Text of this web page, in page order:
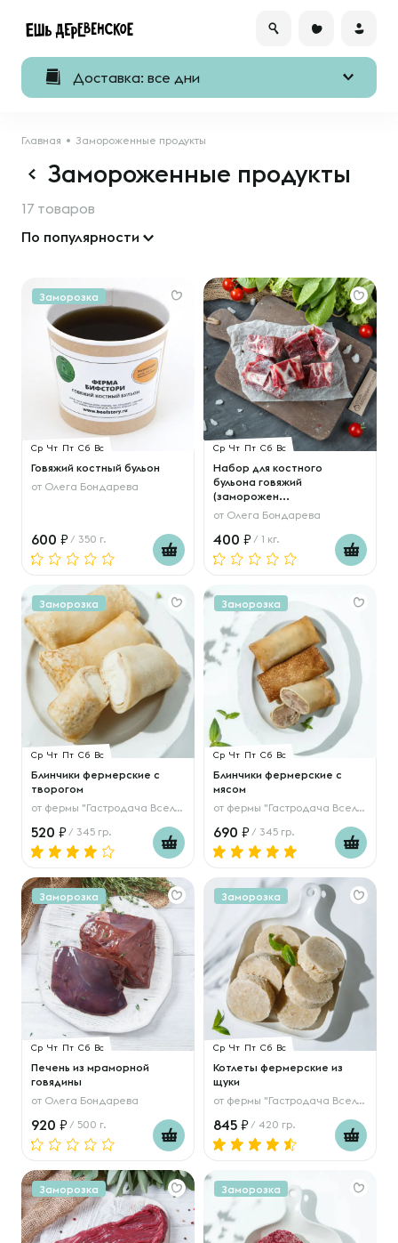
Доставка: все дни
Главная Замороженные продукты
Замороженные продукты
17 товаров
По популярности
Заморозка
Ср Чт Пт Сб Вс
Говяжий костный бульон
от Олега Бондарева
600 / 350 г.
Ср Чт Пт Сб Вс
Набор для костного
бульона говяжий
(заморожен...
от Олега Бондарева
400 / 1 кг.
Заморозка
Ср Чт Пт Сб Вс
Блинчики фермерские с
творогом
от фермы "Гастродача Вселуг"
520 / 345 гр.
Заморозка
Ср Чт Пт Сб Вс
Блинчики фермерские с
мясом
от фермы "Гастродача Вселуг"
690 / 345 гр.
Заморозка
Ср Чт Пт Сб Вс
Печень из мраморной
говядины
от Олега Бондарева
920 / 500 г.
Заморозка
Ср Чт Пт Сб Вс
Котлеты фермерские из
щуки
от фермы "Гастродача Вселуг"
845 / 420 гр.
Заморозка Заморозка